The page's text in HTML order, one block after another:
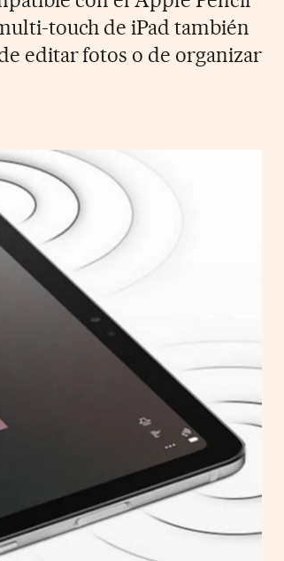
touch de iPad también
editar fotos o de organizar